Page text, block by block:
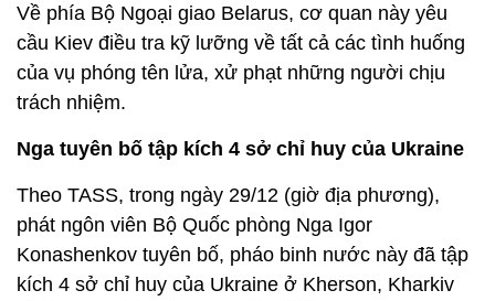
Về phía Bộ Ngoại giao Belarus, cơ quan này yêu
cầu Kiev điều tra kỹ lưỡng về tất cả các tình huống
của vụ phóng tên lửa, xử phạt những người chịu
trách nhiệm.
Nga tuyên bố tập kích 4 sở chỉ huy của Ukraine
Theo TASS, trong ngày 29/12 (giờ địa phương),
phát ngôn viên Bộ Quốc phòng Nga Igor
Konashenkov tuyên bố, pháo binh nước này đã tập
kích 4 sở chỉ huy của Ukraine ở Kherson, Kharkiv